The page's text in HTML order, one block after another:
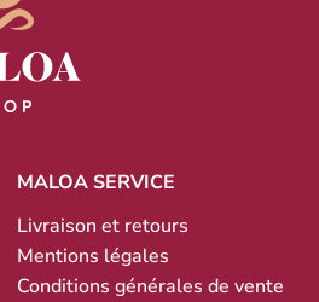
MALOA SERVICE
Livraison et retours
Mentions légales
Conditions générales de vente